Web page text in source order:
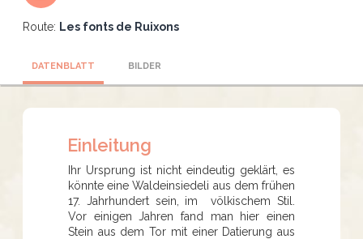
Route: Les fonts de Ruixons
DATENBLATT BILDER
Einleitung
Ihr Ursprung ist nicht eindeutig geklärt, es
könnte eine Waldeinsiedeli aus dem frühen
17. Jahrhundert sein, im völkischem Stil.
Vor einigen Jahren fand man hier einen
Stein aus dem Tor mit einer Datierung aus